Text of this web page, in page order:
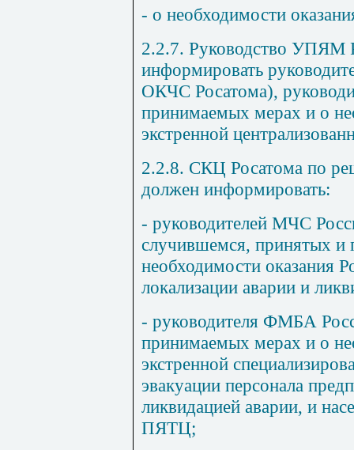
- о необходимости
2.2.7. Руководство УПЯМ
информировать
ОКЧС Росатома),
принимаемых мерах и о
экстренной
2.2.8. СКЦ Росатома по
должен информировать:
- руководителей МЧС
случившемся, принятых
необходимости оказания
локализации аварии и
- руководителя ФМБА
принимаемых мерах и о
экстренной
эвакуации персонала
ликвидацией аварии, и
ПЯТЦ;